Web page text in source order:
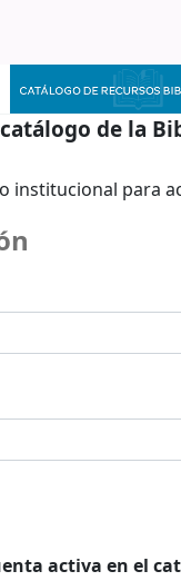
de la
institucional para
activa en el